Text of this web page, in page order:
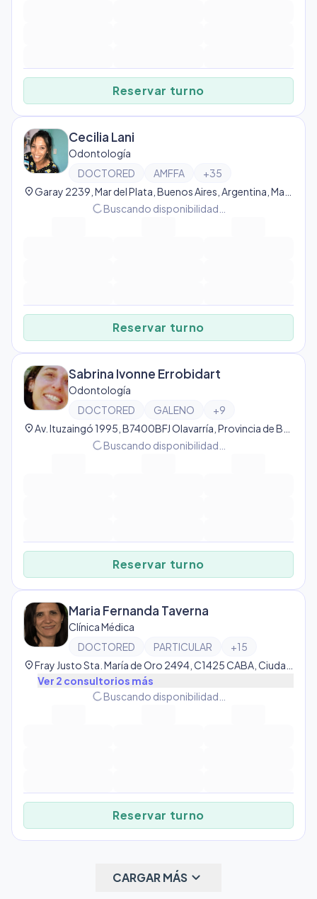
Reservar turno
Cecilia Lani
Odontología
DOCTORED
AMFFA +35
location_on
progress_activityBuscando disponibilidad…
Reservar turno
Sabrina Ivonne Errobidart
Odontología
DOCTORED
GALENO +9
location_on
progress_activityBuscando disponibilidad…
Reservar turno
Maria Fernanda Taverna
Clínica Médica
DOCTORED
PARTICULAR +15
location_on
Ver 2 consultorios más
progress_activityBuscando disponibilidad…
Reservar turno
CARGAR MÁS keyboard_arrow_down